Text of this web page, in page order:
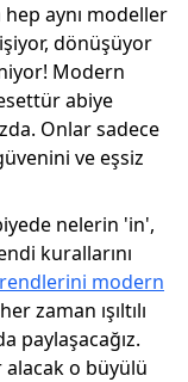
aynı modeller
dönüşüyor
Modern
abiye
Onlar sadece
ve eşsiz
nelerin 'in',
kurallarını
modern
zaman ışıltılı
paylaşacağız.
alacak o büyülü